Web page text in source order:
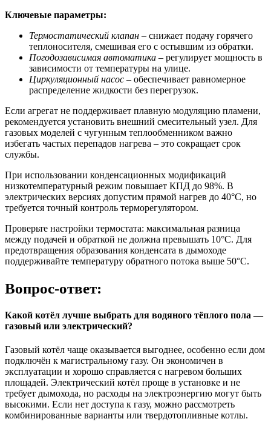
Ключевые параметры:
Термостатический клапан – снижает подачу горячего
теплоносителя, смешивая его с остывшим из обратки.
Погодозависимая автоматика – регулирует мощность в
зависимости от температуры на улице.
Циркуляционный насос – обеспечивает равномерное
распределение жидкости без перегрузок.
Если агрегат не поддерживает плавную модуляцию пламени,
рекомендуется установить внешний смесительный узел. Для
газовых моделей с чугунным теплообменником важно
избегать частых перепадов нагрева – это сокращает срок
службы.
При использовании конденсационных модификаций
низкотемпературный режим повышает КПД до 98%. В
электрических версиях допустим прямой нагрев до 40°C, но
требуется точный контроль терморегулятором.
Проверьте настройки термостата: максимальная разница
между подачей и обраткой не должна превышать 10°C. Для
предотвращения образования конденсата в дымоходе
поддерживайте температуру обратного потока выше 50°C.
Вопрос-ответ:
Какой котёл лучше выбрать для водяного тёплого пола —
газовый или электрический?
Газовый котёл чаще оказывается выгоднее, особенно если дом
подключён к магистральному газу. Он экономичен в
эксплуатации и хорошо справляется с нагревом больших
площадей. Электрический котёл проще в установке и не
требует дымохода, но расходы на электроэнергию могут быть
высокими. Если нет доступа к газу, можно рассмотреть
комбинированные варианты или твердотопливные котлы.